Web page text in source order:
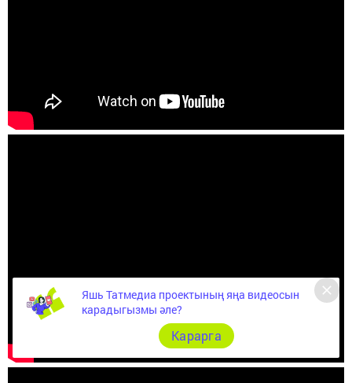
Яшь Татмедиа проектының яңа видеосын
карадыгызмы әле?
Карарга